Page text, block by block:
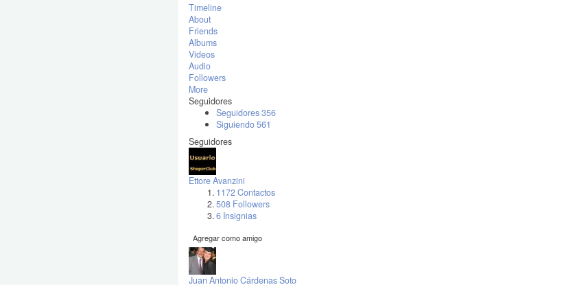
Timeline
About
Friends
Albums
Videos
Audio
Followers
More
Seguidores
Seguidores356
Siguiendo561
Seguidores
Ettore Avanzini
1172 Contactos
508 Followers
6 Insignias
Agregar como amigo
Juan Antonio Cárdenas Soto